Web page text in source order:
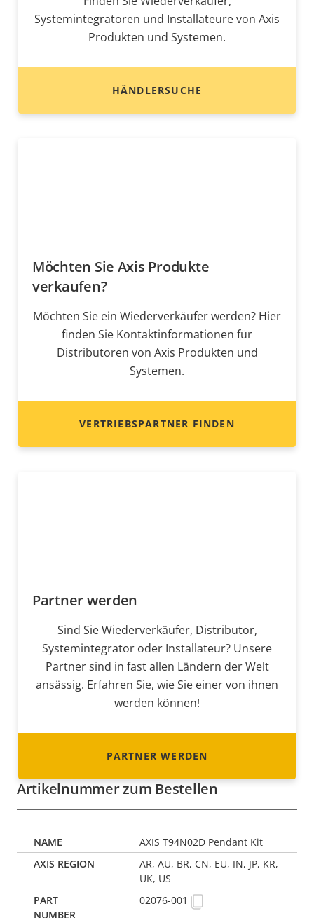
Systemintegratoren und Installateure von Axis
Produkten und Systemen.
HÄNDLERSUCHE
Möchten Sie Axis Produkte
verkaufen?
Möchten Sie ein Wiederverkäufer werden? Hier
finden Sie Kontaktinformationen für
Distributoren von Axis Produkten und
Systemen.
VERTRIEBSPARTNER FINDEN
Partner werden
Sind Sie Wiederverkäufer, Distributor,
Systemintegrator oder Installateur? Unsere
Partner sind in fast allen Ländern der Welt
ansässig. Erfahren Sie, wie Sie einer von ihnen
werden können!
PARTNER WERDEN
Artikelnummer zum Bestellen
AXIS T94N02D Pendant Kit
AR, AU, BR, CN, EU, IN, JP, KR,
UK, US
02076-001